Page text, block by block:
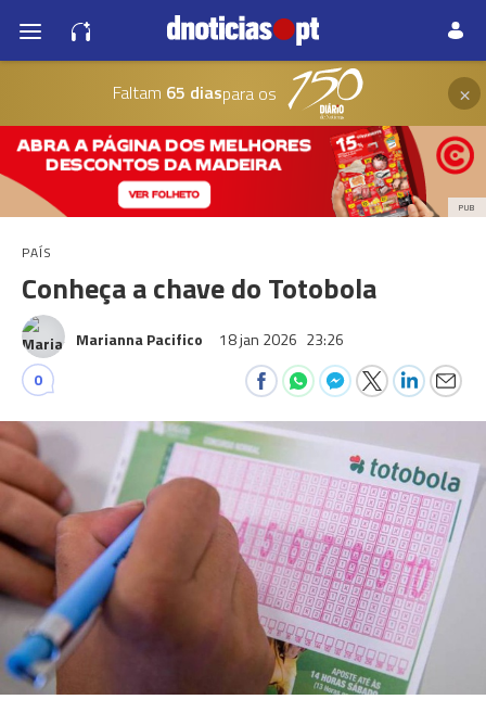
Faltam 65 diaspara os ×
PUB
PAÍS
Conheça a chave do Totobola
Marianna Pacifico 18 jan 2026 23:26
0